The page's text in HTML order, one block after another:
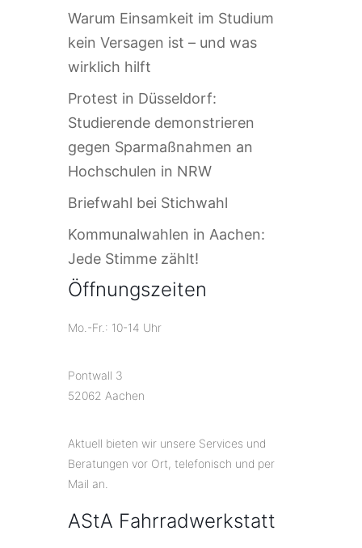
Warum Einsamkeit im Studium
kein Versagen ist – und was
wirklich hilft
Protest in Düsseldorf:
Studierende demonstrieren
gegen Sparmaßnahmen an
Hochschulen in NRW
Briefwahl bei Stichwahl
Kommunalwahlen in Aachen:
Jede Stimme zählt!
Öffnungszeiten
Mo.-Fr.: 10-14 Uhr
Pontwall 3
52062 Aachen
Aktuell bieten wir unsere Services und
Beratungen vor Ort, telefonisch und per
Mail an.
AStA Fahrradwerkstatt